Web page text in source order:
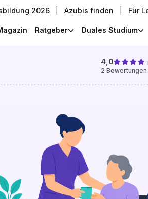
2026 Azubis finden Für
Ratgeber Duales Studium
4,0
2